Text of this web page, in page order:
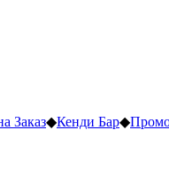
Заказ◆Кенди Бар◆